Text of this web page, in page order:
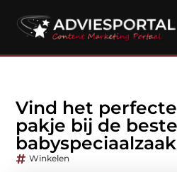
Vind het
pakje bij de beste
babyspeciaalzaak
Winkelen